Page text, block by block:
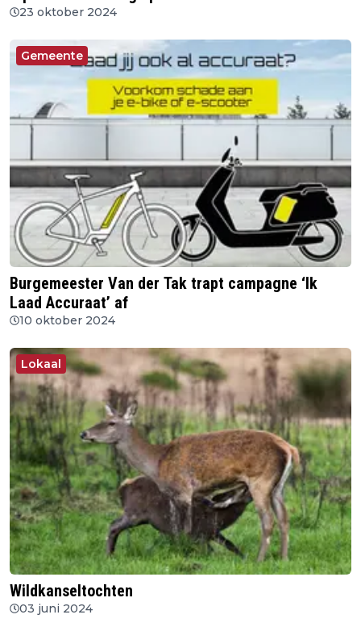
23 oktober 2024
Gemeente
Burgemeester Van der Tak trapt campagne ‘Ik
Laad Accuraat’ af
10 oktober 2024
Lokaal
Wildkanseltochten
03 juni 2024